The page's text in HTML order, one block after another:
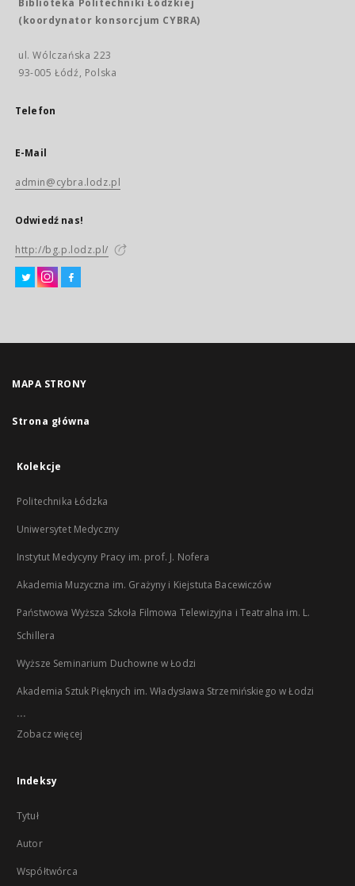
Biblioteka Politechniki Łódzkiej
(koordynator konsorcjum CYBRA)
ul. Wólczańska 223
93-005 Łódź, Polska
Telefon
E-Mail
admin@cybra.lodz.pl
Odwiedź nas!
http://bg.p.lodz.pl/
MAPA STRONY
Strona główna
Kolekcje
Politechnika Łódzka
Uniwersytet Medyczny
Instytut Medycyny Pracy im. prof. J. Nofera
Akademia Muzyczna im. Grażyny i Kiejstuta Bacewiczów
Państwowa Wyższa Szkoła Filmowa Telewizyjna i Teatralna im. L.
Schillera
Wyższe Seminarium Duchowne w Łodzi
Akademia Sztuk Pięknych im. Władysława Strzemińskiego w Łodzi
...
Zobacz więcej
Indeksy
Tytuł
Autor
Współtwórca